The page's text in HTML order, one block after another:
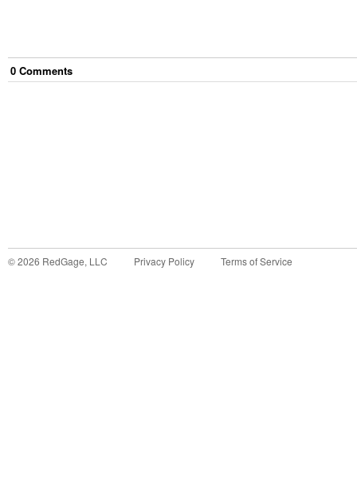
0 Comments
©2026 RedGage, LLC Privacy Policy Terms of Service